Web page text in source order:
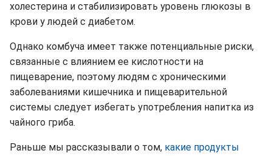
холестерина и стабилизировать уровень глюкозы в
крови у людей с диабетом.
Однако комбуча имеет также потенциальные риски,
связанные с влиянием ее кислотности на
пищеварение, поэтому людям с хроническими
заболеваниями кишечника и пищеварительной
системы следует избегать употребления напитка из
чайного гриба.
Раньше мы рассказывали о том, какие продукты